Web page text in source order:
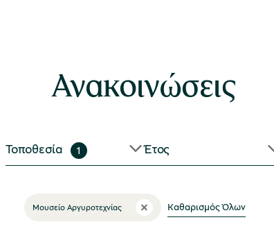
Ανακοινώσεις
Τοποθεσία 1 Έτος
Μουσείο Αργυροτεχνίας Καθαρισμός Όλων